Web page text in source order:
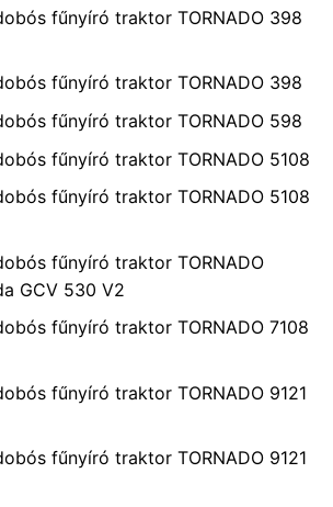
fűnyíró traktor TORNADO 398
fűnyíró traktor TORNADO 398
fűnyíró traktor TORNADO 598
fűnyíró traktor TORNADO 5108
fűnyíró traktor TORNADO 5108
fűnyíró traktor TORNADO
GCV 530 V2
fűnyíró traktor TORNADO 7108
fűnyíró traktor TORNADO 9121
fűnyíró traktor TORNADO 9121